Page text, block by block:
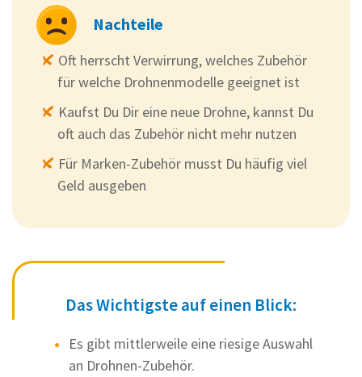
Nachteile
Oft herrscht Verwirrung, welches Zubehör
für welche Drohnenmodelle geeignet ist
Kaufst Du Dir eine neue Drohne, kannst Du
oft auch das Zubehör nicht mehr nutzen
Für Marken-Zubehör musst Du häufig viel
Geld ausgeben
Das Wichtigste auf einen Blick:
Es gibt mittlerweile eine riesige Auswahl
an Drohnen-Zubehör.